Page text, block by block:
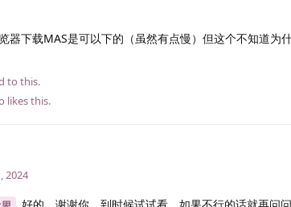
器下载MAS是可以下的（虽然有点慢）但这个不知道为
to this.
likes this.
2024